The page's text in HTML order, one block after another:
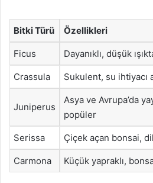
Bitki Türü Özellikleri
Ficus Dayanıklı, düşük
Crassula Sukulent, su ihtiyacı
Juniperus
Asya ve Avrupa’da
popüler
Serissa Çiçek açan bonsai,
Carmona Küçük yapraklı,